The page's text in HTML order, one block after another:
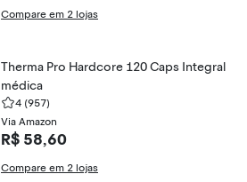
Compare em 2 lojas
Therma Pro Hardcore 120 Caps Integral
médica
4 (957)
Via Amazon
R$ 58,60
Compare em 2 lojas